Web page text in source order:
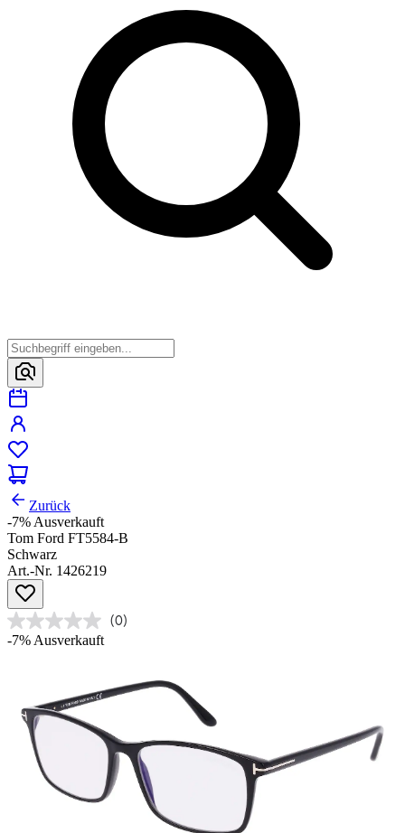
Zurück
-7%Ausverkauft
Tom Ford FT5584-B
Schwarz
Art.-Nr. 1426219
(0)
-7%Ausverkauft